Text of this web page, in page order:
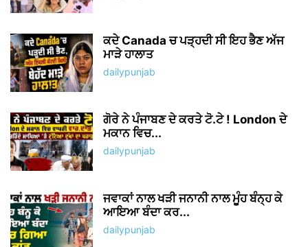
ਕਦੇ Canada ਚ ਪੜ੍ਹਦੀ ਸੀ ਇਹ ਭੈਣ ਅੱਜ
ਮਾੜੇ ਹਾਲਾਤ
dailypunjab
ਗੋਰੇ ਨੇ ਪੰਜਾਬਣ ਦੇ ਕਰਤੇ ਟੋ.ਟੇ ! London ਦੇ
ਮਕਾਨ ਵਿਚ...
dailypunjab
ਜਵਾਕਾਂ ਨਾਲ ਖੜੀ ਜਨਾਨੀ ਨਾਲ ਮੂੰਹ ਬੰਨ੍ਹ ਕੇ
ਆਇਆ ਬੰਦਾ ਕਰ...
dailypunjab